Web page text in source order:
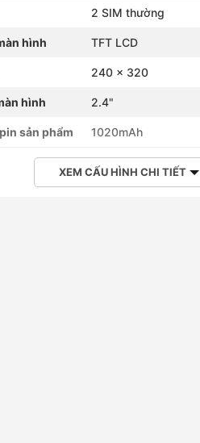
2 SIM thường
hình TFT LCD
240 x 320
hình 2.4"
sản phẩm 1020mAh
XEM CẤU HÌNH CHI TIẾT